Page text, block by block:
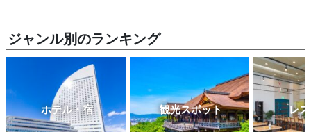
ジャンル別のランキング
ホテル・宿 観光スポット レ